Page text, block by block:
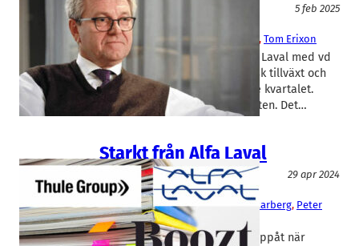
Fakta
5 feb 2025
AAK, Alfa Laval
Johan Westman
Sverker Lindberg , Tom Erixon
Skånes största börsbolag, Alfa Laval med vd
Tom Erixon, levererade organisk tillväxt och
rekordstort kassaflöde i fjärde kvartalet.
Trots det föll aktien på rapporten. Det…
Starkt från Alfa Laval
29 apr 2024
Alfa Laval, Boozt, Hexpol, Thule
Hermann Haraldsson
Mattias Ankarberg, Peter
Rosén, Tom Erixon
Alfa Lavals aktie tog ett skutt uppåt när